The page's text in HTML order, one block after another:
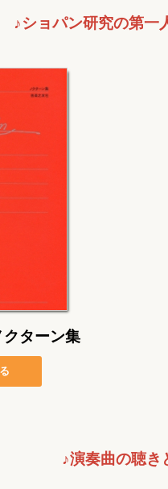
♪ショパン研究の第一
ターン集
♪演奏曲の聴き